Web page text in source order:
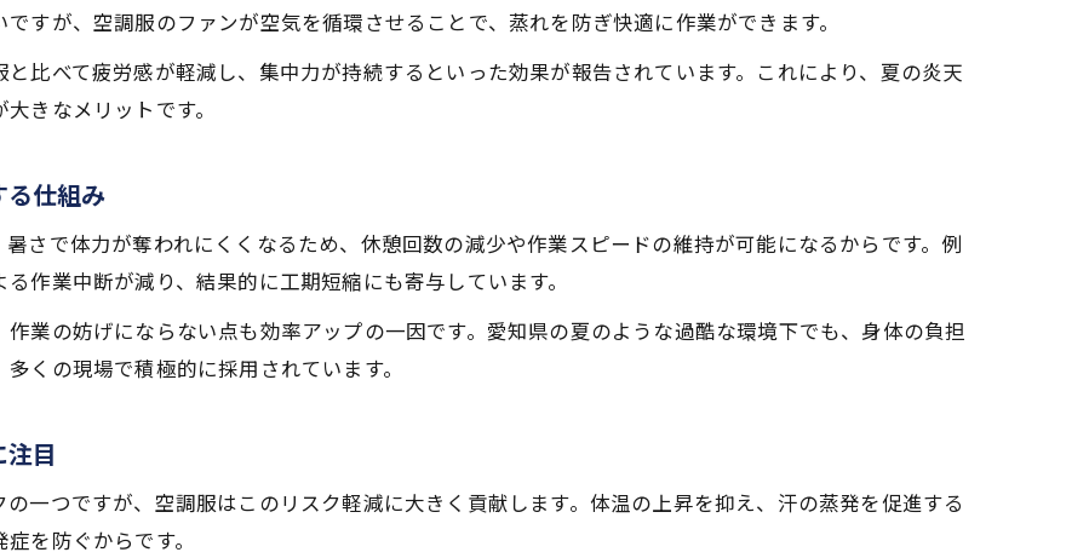
愛知県の厳しい夏に空調服がもたらす快適さ
空調服で高温多湿の愛知県の夏を乗り切る
愛知県の現場作業者が実感する空調服の快適性
夏の愛知県で実践したい空調服の活用法
空調服の導入で愛知県の作業現場に変化が
夏前に空調服を準備するコツとポイント紹介
空調服の売り切れ前に準備するためのポイント
最新モデルの空調服を賢く選ぶコツを解説
会社でまとめて空調服を発注する際の注意点
空調服で夏場の作業効率を高める実践術
すが、空調服のファンが空気を循環させることで、蒸れを防ぎ快適に作業ができます。
比べて疲労感が軽減し、集中力が持続するといった効果が報告されています。これにより、夏の炎天
きなメリットです。
る仕組み
さで体力が奪われにくくなるため、休憩回数の減少や作業スピードの維持が可能になるからです。例
作業中断が減り、結果的に工期短縮にも寄与しています。
業の妨げにならない点も効率アップの一因です。愛知県の夏のような過酷な環境下でも、身体の負担
くの現場で積極的に採用されています。
目
一つですが、空調服はこのリスク軽減に大きく貢献します。体温の上昇を抑え、汗の蒸発を促進する
を防ぐからです。